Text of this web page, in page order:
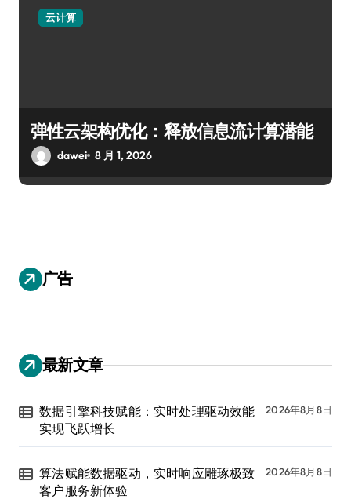
云计算
弹性云架构优化：释放信息流计算潜能
dawei 8 月 1, 2026
广告
最新文章
数据引擎科技赋能：实时处理驱动效能
实现飞跃增长
2026年8月8日
算法赋能数据驱动，实时响应雕琢极致
客户服务新体验
2026年8月8日